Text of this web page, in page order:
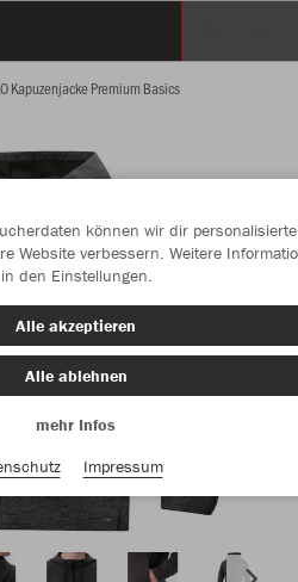
Kapuzenjacke Premium Basics
können wir dir personalisierte
Website verbessern. Weitere
den Einstellungen.
Alle akzeptieren
Alle ablehnen
mehr Infos
Impressum